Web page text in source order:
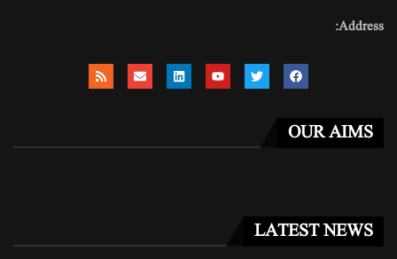
Address:
OUR AIMS
LATEST NEWS